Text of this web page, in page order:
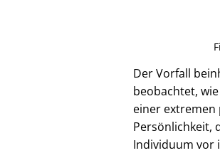
Der Vorfall
beobachtet,
einer extremen
Persönlichkeit,
Individuum vor